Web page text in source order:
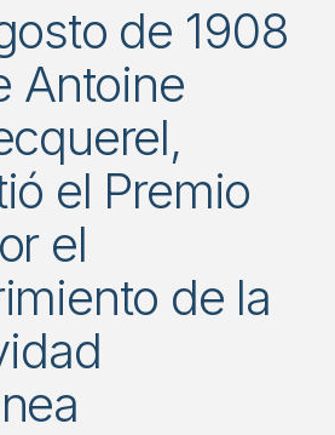
de 1908
Antoine
el Premio
el
de la